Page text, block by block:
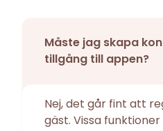
Måste jag skapa
tillgång till appen?
Nej, det går fint att
gäst. Vissa